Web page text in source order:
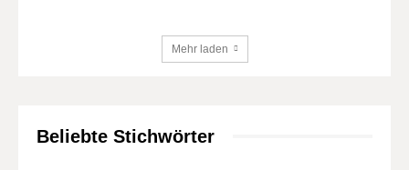
Mehr laden
Beliebte Stichwörter